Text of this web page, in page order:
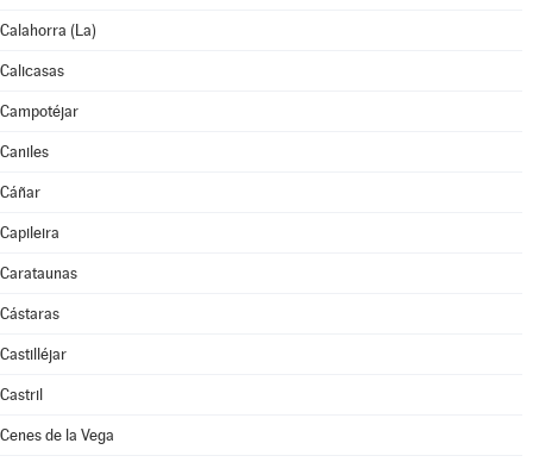
Calahorra (La)
Calicasas
Campotéjar
Caniles
Cáñar
Capileira
Carataunas
Cástaras
Castilléjar
Castril
Cenes de la Vega